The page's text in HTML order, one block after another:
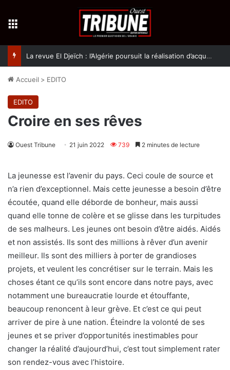
La revue El Djeïch : l’Algérie poursuit la réalisation d’acquis qualitatifs et historiques dans un climat de sécurité et de stabilité
Accueil > EDITO
EDITO
Croire en ses rêves
Ouest Tribune 21 juin 2022 739 2 minutes de lecture
La jeunesse est l’avenir du pays. Ceci coule de source et
n’a rien d’exceptionnel. Mais cette jeunesse a besoin d’être
écoutée, quand elle déborde de bonheur, mais aussi
quand elle tonne de colère et se glisse dans les turpitudes
de ses malheurs. Les jeunes ont besoin d’être aidés. Aidés
et non assistés. Ils sont des millions à rêver d’un avenir
meilleur. Ils sont des milliers à porter de grandioses
projets, et veulent les concrétiser sur le terrain. Mais les
choses étant ce qu’ils sont encore dans notre pays, avec
notamment une bureaucratie lourde et étouffante,
beaucoup renoncent à leur grève. Et c’est ce qui peut
arriver de pire à une nation. Éteindre la volonté de ses
jeunes et se priver d’opportunités inestimables pour
changer la réalité d’aujourd’hui, c’est tout simplement rater
son rendez-vous avec l’histoire.